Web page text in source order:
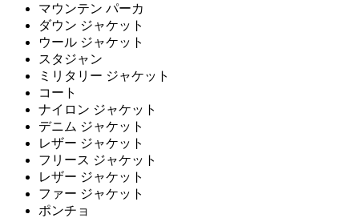
マウンテン パーカ
ダウン ジャケット
ウール ジャケット
スタジャン
ミリタリー ジャケット
コート
ナイロン ジャケット
デニム ジャケット
レザー ジャケット
フリース ジャケット
レザー ジャケット
ファー ジャケット
ポンチョ